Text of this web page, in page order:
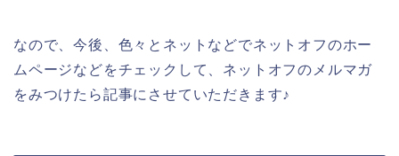
なので、今後、色々とネットなどでネットオフのホー
ムページなどをチェックして、ネットオフのメルマガ
をみつけたら記事にさせていただきます♪